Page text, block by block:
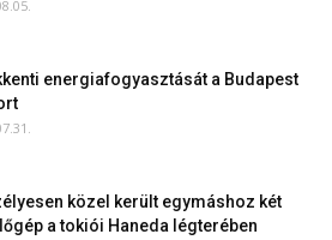
energiafogyasztását a Budapest
közel került egymáshoz két
a tokiói Haneda légterében